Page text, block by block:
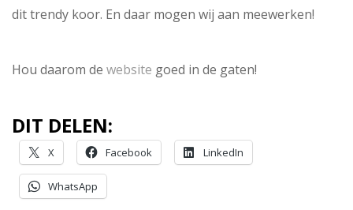
dit trendy koor. En daar mogen wij aan meewerken!
Hou daarom de website goed in de gaten!
DIT DELEN:
X Facebook LinkedIn
WhatsApp